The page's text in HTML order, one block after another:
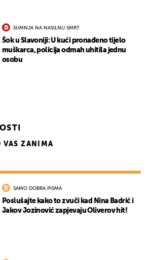
SUMNJA NA NASILNU SMRT
Šok u Slavoniji: U kući pronađeno tijelo
muškarca, policija odmah uhitila jednu
osobu
VAS ZANIMA
SAMO DOBRA PISMA
Poslušajte kako to zvuči kad Nina Badrić i
Jakov Jozinović zapjevaju Oliverov hit!